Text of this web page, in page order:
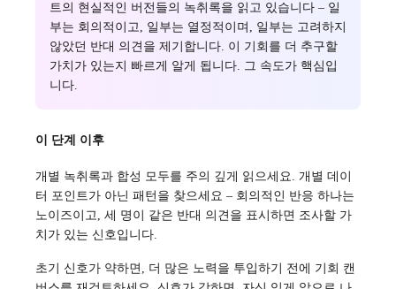
트의 현실적인 버전들의 녹취록을 읽고 있습니다 – 일
부는 회의적이고, 일부는 열정적이며, 일부는 고려하지
않았던 반대 의견을 제기합니다. 이 기회를 더 추구할
가치가 있는지 빠르게 알게 됩니다. 그 속도가 핵심입
니다.
이 단계 이후
개별 녹취록과 합성 모두를 주의 깊게 읽으세요. 개별 데이
터 포인트가 아닌 패턴을 찾으세요 – 회의적인 반응 하나는
노이즈이고, 세 명이 같은 반대 의견을 표시하면 조사할 가
치가 있는 신호입니다.
초기 신호가 약하면, 더 많은 노력을 투입하기 전에 기회 캔